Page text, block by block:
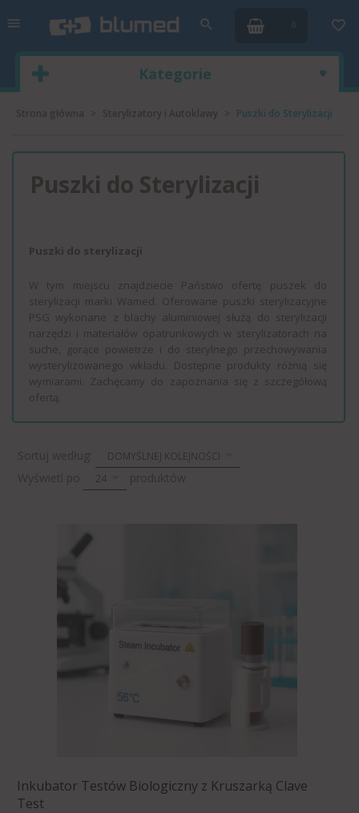
Kategorie
Puszki do Sterylizacji
Puszki do Sterylizacji
Puszki do sterylizacji
W tym miejscu znajdziecie Państwo ofertę puszek do
sterylizacji marki Wamed. Oferowane puszki sterylizacyjne
PSG wykonane z blachy aluminiowej służą do sterylizacji
narzędzi i materiałów opatrunkowych w sterylizatorach na
suche, gorące powietrze i do sterylnego przechowywania
wysterylizowanego wkładu. Dostępne produkty różnią się
wymiarami. Zachęcamy do zapoznania się z szczegółową
ofertą.
sortDOMYŚLNEJ KOLEJNOŚCI
pop24
Inkubator Testów Biologiczny z Kruszarką Clave
Test